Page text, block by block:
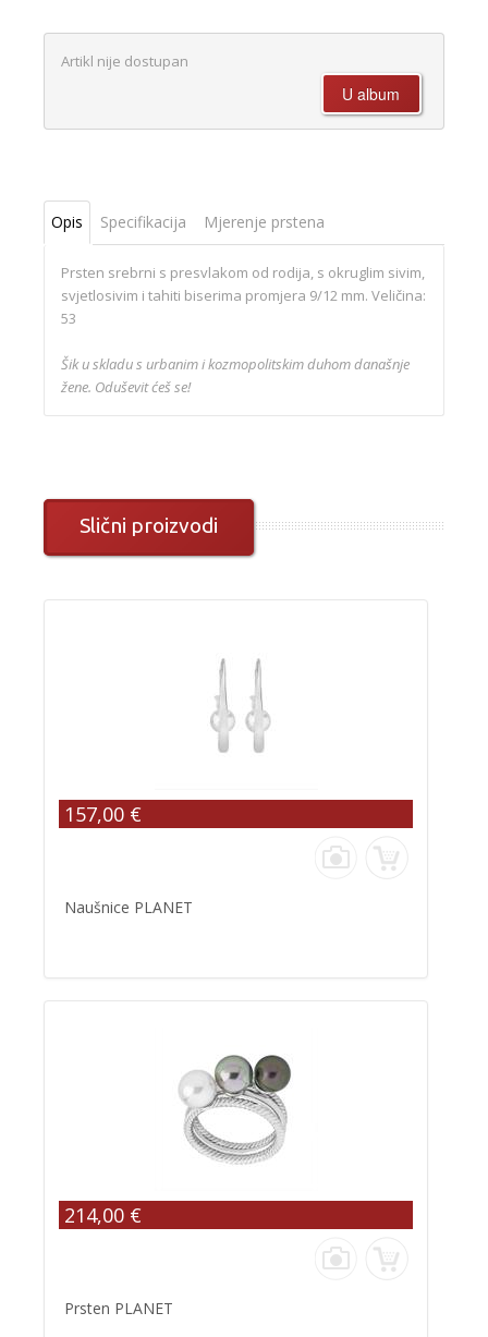
Artikl nije dostupan
Opis Specifikacija Mjerenje prstena
Prsten srebrni s presvlakom od rodija, s okruglim sivim,
svjetlosivim i tahiti biserima promjera 9/12 mm. Veličina:
53
Šik u skladu s urbanim i kozmopolitskim duhom današnje
žene. Oduševit ćeš se!
Slični proizvodi
157,00 €
Naušnice PLANET
214,00 €
Prsten PLANET